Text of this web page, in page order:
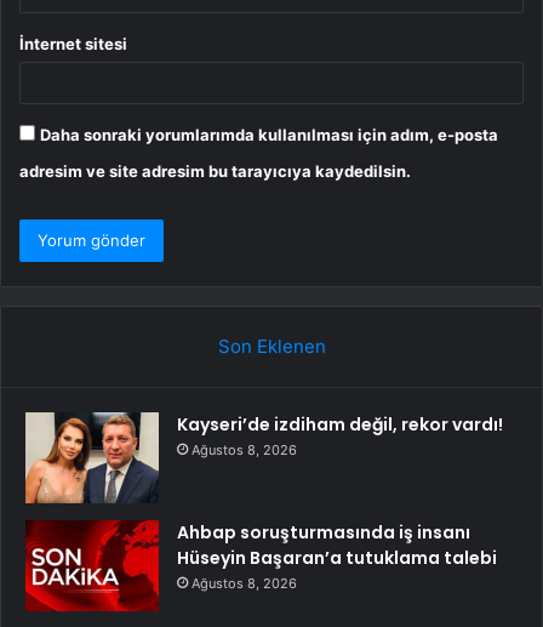
İnternet sitesi
Daha sonraki yorumlarımda kullanılması için adım, e-posta
adresim ve site adresim bu tarayıcıya kaydedilsin.
Son Eklenen
Kayseri’de izdiham değil, rekor vardı!
Ağustos 8, 2026
Ahbap soruşturmasında iş insanı
Hüseyin Başaran’a tutuklama talebi
Ağustos 8, 2026